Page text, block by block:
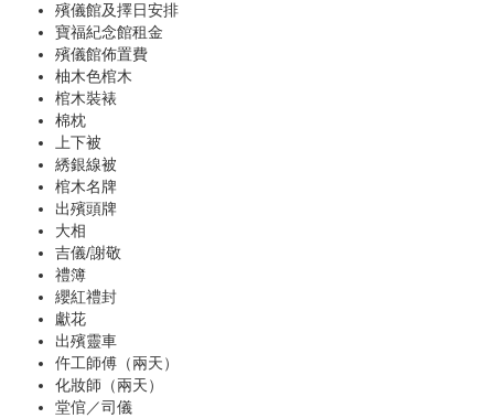
殯儀館及擇日安排
寶福紀念館租金
殯儀館佈置費
柚木色棺木
棺木裝裱
棉枕
上下被
綉銀線被
棺木名牌
出殯頭牌
大相
吉儀/謝敬
禮簿
纓紅禮封
獻花
出殯靈車
仵工師傅（兩天）
化妝師（兩天）
堂倌／司儀